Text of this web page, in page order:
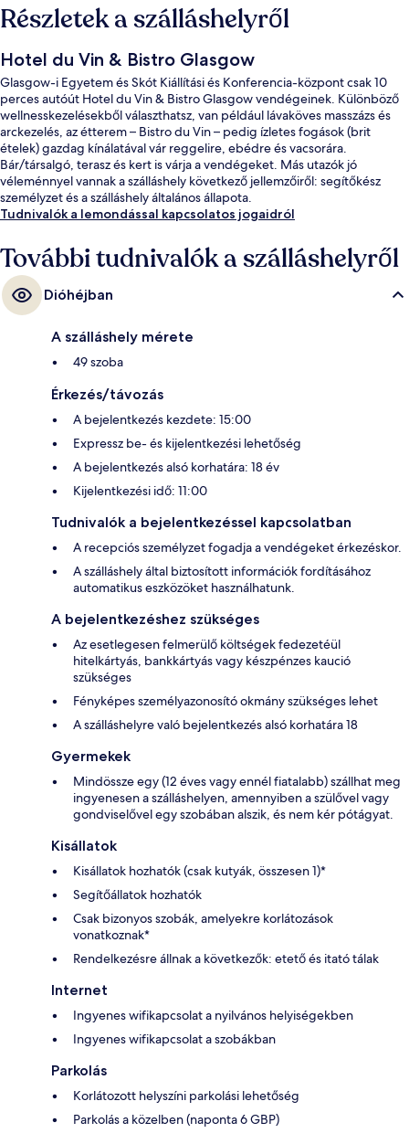
Részletek a szálláshelyről
Hotel du Vin & Bistro Glasgow
Glasgow-i Egyetem és Skót Kiállítási és Konferencia-központ csak 10
perces autóút Hotel du Vin & Bistro Glasgow vendégeinek. Különböző
wellnesskezelésekből választhatsz, van például lávaköves masszázs és
arckezelés, az étterem – Bistro du Vin – pedig ízletes fogások (brit
ételek) gazdag kínálatával vár reggelire, ebédre és vacsorára.
Bár/társalgó, terasz és kert is várja a vendégeket. Más utazók jó
véleménnyel vannak a szálláshely következő jellemzőiről: segítőkész
személyzet és a szálláshely általános állapota.
Tudnivalók a lemondással kapcsolatos jogaidról
További tudnivalók a szálláshelyről
Dióhéjban
A szálláshely mérete
49 szoba
Érkezés/távozás
A bejelentkezés kezdete: 15:00
Expressz be- és kijelentkezési lehetőség
A bejelentkezés alsó korhatára: 18 év
Kijelentkezési idő: 11:00
Tudnivalók a bejelentkezéssel kapcsolatban
A recepciós személyzet fogadja a vendégeket érkezéskor.
A szálláshely által biztosított információk fordításához
automatikus eszközöket használhatunk.
A bejelentkezéshez szükséges
Az esetlegesen felmerülő költségek fedezetéül
hitelkártyás, bankkártyás vagy készpénzes kaució
szükséges
Fényképes személyazonosító okmány szükséges lehet
A szálláshelyre való bejelentkezés alsó korhatára 18
Gyermekek
Mindössze egy (12 éves vagy ennél fiatalabb) szállhat meg
ingyenesen a szálláshelyen, amennyiben a szülővel vagy
gondviselővel egy szobában alszik, és nem kér pótágyat.
Kisállatok
Kisállatok hozhatók (csak kutyák, összesen 1)*
Segítőállatok hozhatók
Csak bizonyos szobák, amelyekre korlátozások
vonatkoznak*
Rendelkezésre állnak a következők: etető és itató tálak
Internet
Ingyenes wifikapcsolat a nyilvános helyiségekben
Ingyenes wifikapcsolat a szobákban
Parkolás
Korlátozott helyszíni parkolási lehetőség
Parkolás a közelben (naponta 6 GBP)